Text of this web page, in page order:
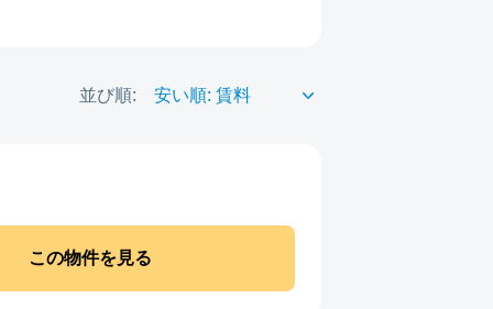
並び順:
この物件を見る